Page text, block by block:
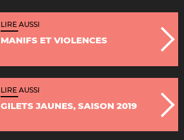
LIRE AUSSI
MANIFS ET VIOLENCES
LIRE AUSSI
GILETS JAUNES, SAISON 2019